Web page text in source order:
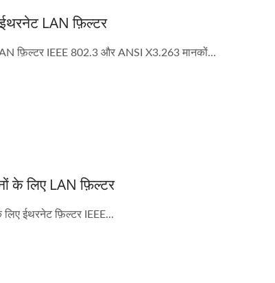
ईथरनेट LAN फ़िल्टर
फ़िल्टर IEEE 802.3 और ANSI X3.263 मानकों...
के लिए LAN फ़िल्टर
लिए ईथरनेट फ़िल्टर IEEE...